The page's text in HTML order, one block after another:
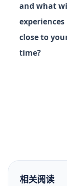
and what
close to
time?
相关阅读